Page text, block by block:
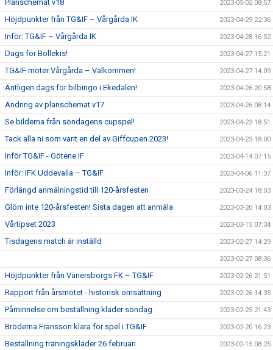
Planschemat v18 2023-05-02 08:57
Höjdpunkter från TG&IF – Vårgårda IK 2023-04-29 22:36
Inför: TG&IF – Vårgårda IK 2023-04-28 16:52
Dags för Bollekis! 2023-04-27 15:21
TG&IF möter Vårgårda – Välkommen! 2023-04-27 14:09
Äntligen dags för bilbingo i Ekedalen! 2023-04-26 20:58
Ändring av planschemat v17 2023-04-26 08:14
Se bilderna från söndagens cupspel! 2023-04-23 18:51
Tack alla ni som varit en del av Giffcupen 2023! 2023-04-23 18:00
Inför TG&IF - Götene IF 2023-04-14 07:15
Inför: IFK Uddevalla – TG&IF 2023-04-06 11:37
Förlängd anmälningstid till 120-årsfesten 2023-03-24 18:03
Glöm inte 120-årsfesten! Sista dagen att anmäla 2023-03-20 14:03
Vårtipset 2023 2023-03-15 07:34
Tisdagens match är inställd 2023-02-27 14:29
2023-02-27 08:36
Höjdpunkter från Vänersborgs FK – TG&IF 2023-02-26 21:51
Rapport från årsmötet - historisk omsättning 2023-02-26 14:35
Påminnelse om beställning kläder söndag 2023-02-25 21:43
Bröderna Fransson klara för spel i TG&IF 2023-02-20 16:23
Beställning träningskläder 26 februari 2023-02-15 08:25